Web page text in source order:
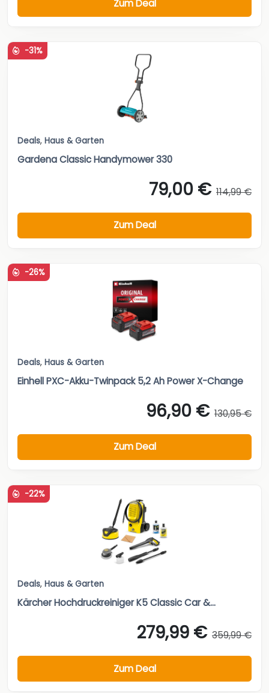
Zum Deal
-31%
Deals, Haus & Garten
Gardena Classic Handymower 330
79,00 € 114,99 €
Zum Deal
-26%
Deals, Haus & Garten
Einhell PXC-Akku-Twinpack 5,2 Ah Power X-Change
96,90 € 130,95 €
Zum Deal
-22%
Deals, Haus & Garten
Kärcher Hochdruckreiniger K5 Classic Car &...
279,99 € 359,99 €
Zum Deal